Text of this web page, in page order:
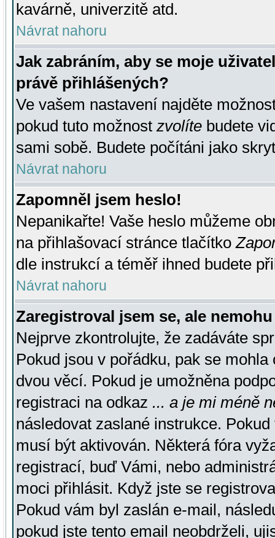
kavárně, univerzitě atd.
Návrat nahoru
Jak zabráním, aby se moje
právě přihlášených?
Ve vašem nastavení najděte
pokud tuto možnost zvolíte budete
sami sobě. Budete počítáni jako
Návrat nahoru
Zapomněl jsem heslo!
Nepanikařte! Vaše heslo můžeme
na přihlašovací stránce tlačítko
dle instrukcí a téměř ihned budete
Návrat nahoru
Zaregistroval jsem se, ale
Nejprve zkontrolujte, že zadáváte
Pokud jsou v pořádku, pak se
dvou věcí. Pokud je umožněna
registraci na odkaz ... a je mi méně
následovat zaslané instrukce.
musí být aktivován. Některá fóra
registrací, buď Vámi, nebo
moci přihlásit. Když jste se
Pokud vám byl zaslán e-mail,
pokud jste tento email neobdrželi,